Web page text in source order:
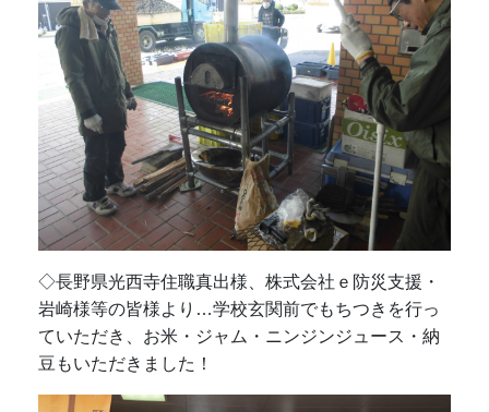
◇長野県光西寺住職真出様、株式会社ｅ防災支援・
岩崎様等の皆様より…学校玄関前でもちつきを行っ
ていただき、お米・ジャム・ニンジンジュース・納
豆もいただきました！